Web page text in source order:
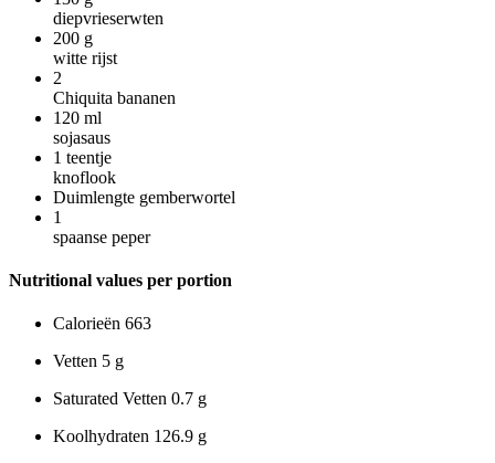
diepvrieserwten
200 g
witte rijst
2
Chiquita bananen
120 ml
sojasaus
1 teentje
knoflook
Duimlengte gemberwortel
1
spaanse peper
Nutritional values per portion
Calorieën 663
Vetten 5 g
Saturated Vetten 0.7 g
Koolhydraten 126.9 g